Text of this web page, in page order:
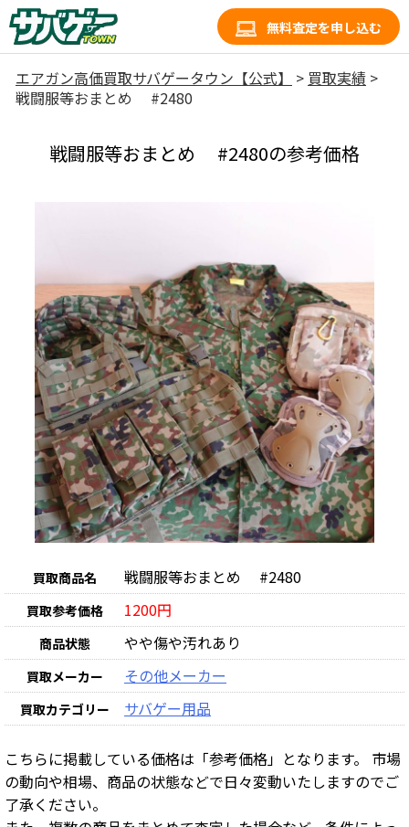
無料査定を申し込む
エアガン高価買取サバゲータウン【公式】 > 買取実績 >
戦闘服等おまとめ #2480
戦闘服等おまとめ #2480の参考価格
買取商品名 戦闘服等おまとめ #2480
買取参考価格 1200円
商品状態 やや傷や汚れあり
買取メーカー その他メーカー
買取カテゴリー サバゲー用品
こちらに掲載している価格は「参考価格」となります。 市場
の動向や相場、商品の状態などで日々変動いたしますのでご
了承ください。